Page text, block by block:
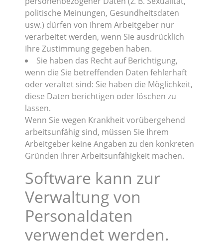
politische Meinungen, Gesundheitsdaten
usw.) dürfen von Ihrem Arbeitgeber nur
verarbeitet werden, wenn Sie ausdrücklich
Ihre Zustimmung gegeben haben.
Sie haben das Recht auf Berichtigung,
wenn die Sie betreffenden Daten fehlerhaft
oder veraltet sind: Sie haben die Möglichkeit,
diese Daten berichtigen oder löschen zu
lassen.
Wenn Sie wegen Krankheit vorübergehend
arbeitsunfähig sind, müssen Sie Ihrem
Arbeitgeber keine Angaben zu den konkreten
Gründen Ihrer Arbeitsunfähigkeit machen.
Software kann zur
Verwaltung von
Personaldaten
verwendet werden.